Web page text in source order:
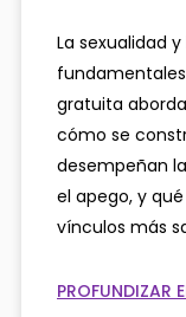
La sexualidad
gratuita
cómo se
desempeñan
el apego, y
vínculos más
PROFUNDIZAR